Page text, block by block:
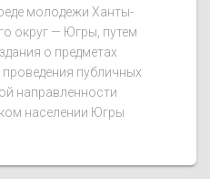
молодежи Ханты-
округ — Югры, путем
о предметах
публичных
направленности
населении Югры